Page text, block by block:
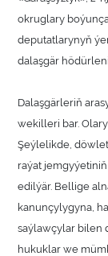
okruglary
deputatlarynyň
dalaşgär
Dalaşgärleriň
wekilleri bar.
Şeýlelikde,
raýat
edilýär. Bellige
kanunçylygyna,
saýlawçylar bilen
hukuklar we